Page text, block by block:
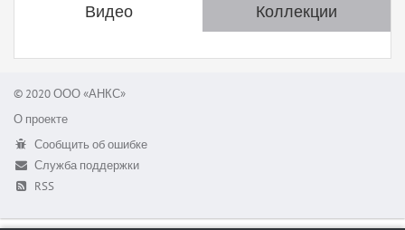
Видео Коллекции
© 2020 ООО «АНКС»
О проекте
Сообщить об ошибке
Служба поддержки
RSS